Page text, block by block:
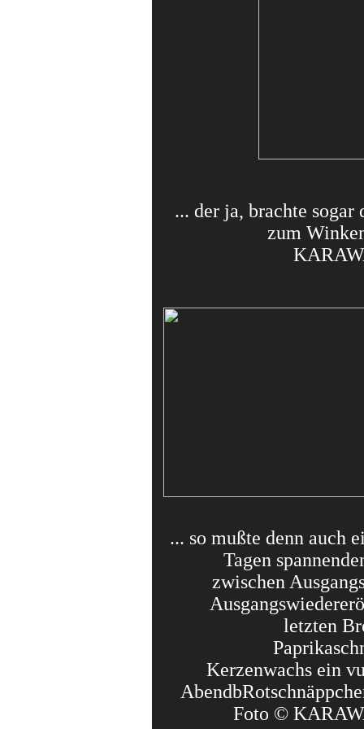
... der ja, brachte sogar
zum
... so mußte denn auch
Tagen
zwischen
letzten
Kerzenwachs ein
Foto ©